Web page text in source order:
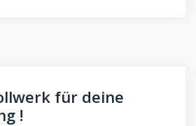
für deine
!